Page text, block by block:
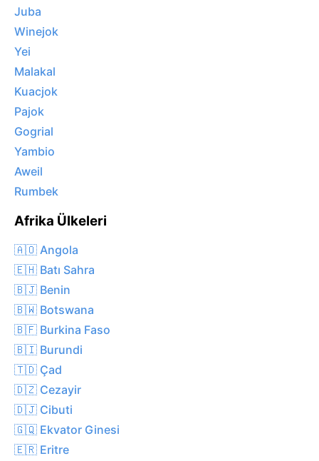
Juba
Winejok
Yei
Malakal
Kuacjok
Pajok
Gogrial
Yambio
Aweil
Rumbek
Afrika Ülkeleri
🇦🇴 Angola
🇪🇭 Batı Sahra
🇧🇯 Benin
🇧🇼 Botswana
🇧🇫 Burkina Faso
🇧🇮 Burundi
🇹🇩 Çad
🇩🇿 Cezayir
🇩🇯 Cibuti
🇬🇶 Ekvator Ginesi
🇪🇷 Eritre